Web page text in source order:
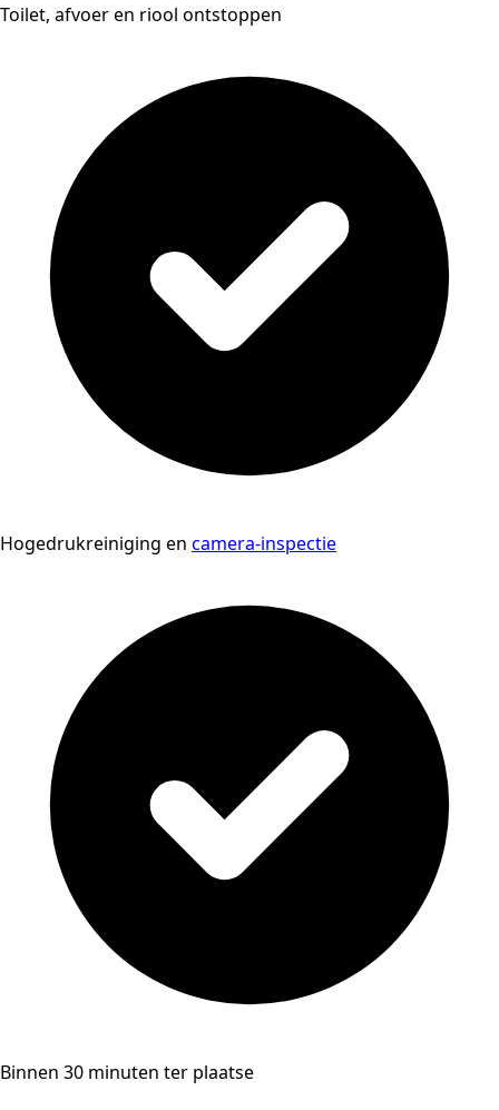
Toilet, afvoer en riool ontstoppen
Hogedrukreiniging en camera-inspectie
Binnen 30 minuten ter plaatse